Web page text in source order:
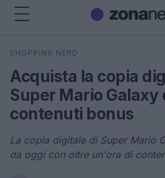
Cerca
SHOPPING NERD
Acquista la copia
Super Mario Galaxy
contenuti bonus
La copia digitale di Super Mario
da oggi con oltre un'ora di